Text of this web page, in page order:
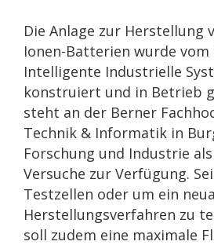
Die Anlage zur Herstellung
Ionen-Batterien wurde
Intelligente Industrielle
konstruiert und in Betrieb
steht an der Berner
Technik & Informatik in
Forschung und Industrie
Versuche zur Verfügung.
Testzellen oder um ein
Herstellungsverfahren zu
soll zudem eine maximale